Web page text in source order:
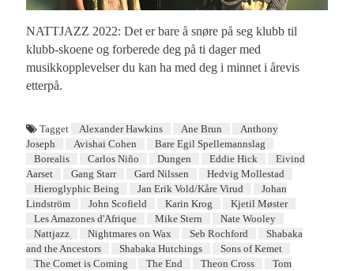
NATTJAZZ 2022: Det er bare å snøre på seg klubb til
klubb-skoene og forberede deg på ti dager med
musikkopplevelser du kan ha med deg i minnet i årevis
etterpå.
Tagget Alexander Hawkins Ane Brun
Anthony
Joseph
Avishai Cohen
Bare Egil Spellemannslag
Borealis
Carlos Niño Dungen Eddie Hick
Eivind
Aarset
Gang Starr Gard Nilssen
Hedvig Mollestad
Hieroglyphic Being
Jan Erik Vold/Kåre Virud
Johan
Lindström
John Scofield Karin Krog
Kjetil Møster
Les Amazones d'Afrique
Mike Stern
Nate Wooley
Nattjazz
Nightmares on Wax Seb Rochford
Shabaka
and the Ancestors
Shabaka Hutchings
Sons of Kemet
The Comet is Coming
The End Theon Cross
Tom